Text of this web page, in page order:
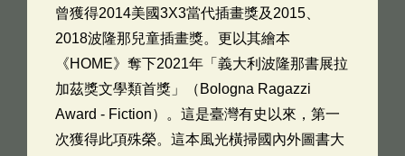
曾獲得2014美國3X3當代插畫獎及2015、
2018波隆那兒童插畫獎。更以其繪本
《HOME》奪下2021年「義大利波隆那書展拉
加茲獎文學類首獎」（Bologna Ragazzi
Award - Fiction）。這是臺灣有史以來，第一
次獲得此項殊榮。這本風光橫掃國內外圖書大